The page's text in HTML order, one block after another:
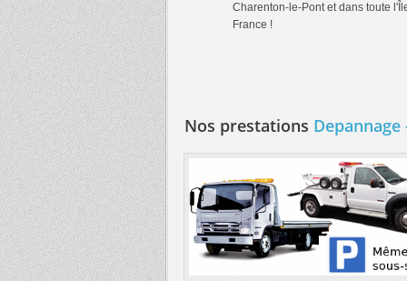
Charenton-le-Pont et dans toute
France !
Nos prestations